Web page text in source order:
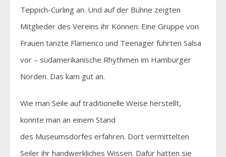
Teppich-Curling an. Und auf der Bühne zeigten
Mitglieder des Vereins ihr Können: Eine Gruppe von
Frauen tanzte Flamenco und Teenager führten Salsa
vor – südamerikanische Rhythmen im Hamburger
Norden. Das kam gut an.
Wie man Seile auf traditionelle Weise herstellt,
konnte man an einem Stand
des Museumsdorfes erfahren. Dort vermittelten
Seiler ihr handwerkliches Wissen. Dafür hatten sie